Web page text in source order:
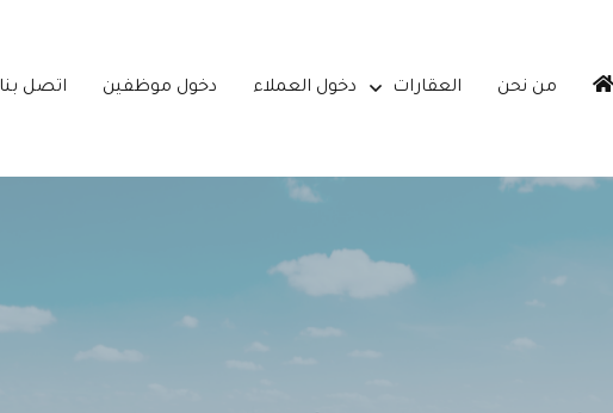
من نحن العقارات دخول العملاء دخول موظفين اتصل بنا